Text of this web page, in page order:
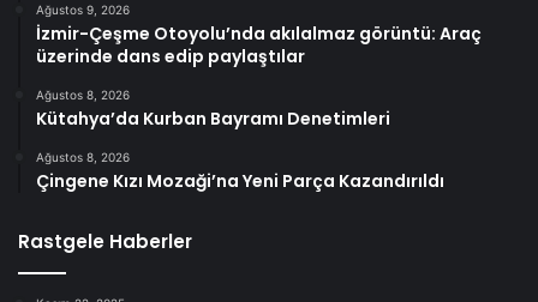
Ağustos 9, 2026
İzmir-Çeşme Otoyolu’nda akılalmaz görüntü: Araç
üzerinde dans edip paylaştılar
Ağustos 8, 2026
Kütahya’da Kurban Bayramı Denetimleri
Ağustos 8, 2026
Çingene Kızı Mozaği’na Yeni Parça Kazandırıldı
Rastgele Haberler